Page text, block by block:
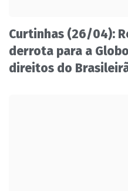
Curtinhas (26/04):
derrota para a
direitos do